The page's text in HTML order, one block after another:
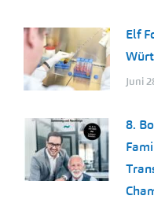
Elf
Juni
8.